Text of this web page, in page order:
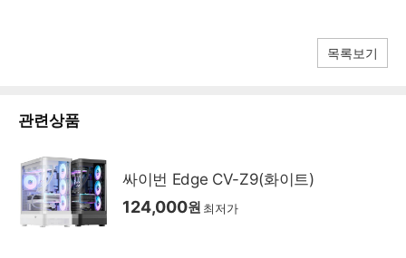
목록보기
관련상품
싸이번 Edge CV-Z9(화이트)
124,000원 최저가